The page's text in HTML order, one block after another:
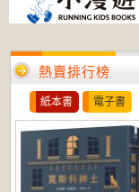
熱賣排行榜
紙本書 電子書